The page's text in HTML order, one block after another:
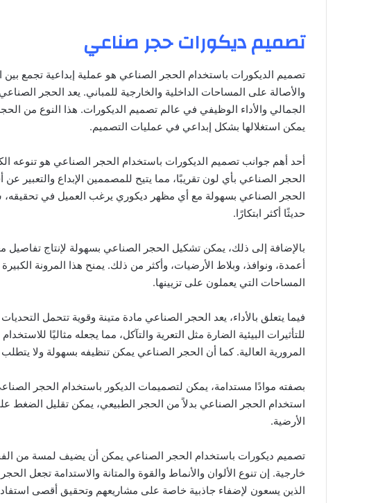
تصميم ديكورات حجر صناعي
تصميم الديكورات باستخدام الحجر الصناعي هو عملية إبداعية تجمع
والأصالة على المساحات الداخلية والخارجية للمباني. يعد الحجر
الجمالي والأداء الوظيفي في عالم تصميم الديكورات. هذا النوع من
يمكن استغلالها بشكل إبداعي في عمليات التصميم.
أحد أهم جوانب تصميم الديكورات باستخدام الحجر الصناعي هو تنوعه
الحجر الصناعي بأي لون تقريبًا، مما يتيح للمصممين الإبداع والتعبير
الحجر الصناعي بسهولة مع أي مظهر ديكوري يرغب العميل في تحقيقه،
حديثًا أكثر ابتكارًا.
بالإضافة إلى ذلك، يمكن تشكيل الحجر الصناعي بسهولة لإنتاج
أعمدة، ونوافذ، وبلاط الأرضيات، وأكثر من ذلك. يمنح هذا المرونة
المساحات التي يعملون على تزيينها.
فيما يتعلق بالأداء، يعد الحجر الصناعي مادة متينة وقوية تتحمل
للتأثيرات البيئية الضارة مثل التعرية والتآكل، مما يجعله مثاليًا
المرورية العالية. كما أن الحجر الصناعي يمكن تنظيفه بسهولة ولا
بصفته موادًا مستدامة، يمكن لتصميمات الديكور باستخدام الحجر
استخدام الحجر الصناعي بدلاً من الحجر الطبيعي، يمكن تقليل الضغط
الأرضية.
تصميم ديكورات باستخدام الحجر الصناعي يمكن أن يضيف لمسة من
خارجية. إن تنوع الألوان والأنماط والقوة والمتانة والاستدامة تجعل
الذين يسعون لإضفاء جاذبية خاصة على مشاريعهم وتحقيق أقصى